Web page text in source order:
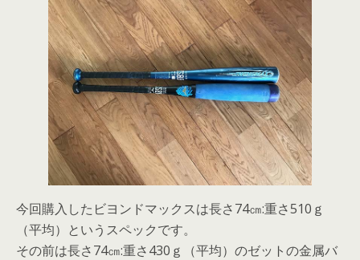
今回購入したビヨンドマックスは長さ74㎝:重さ510ｇ
（平均） というスペックです。
その前は長さ74㎝:重さ430ｇ（平均）のゼットの金属バ